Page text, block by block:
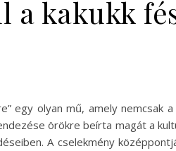
a kakukk
egy olyan mű, amely
örökre beírta magát a
A cselekmény